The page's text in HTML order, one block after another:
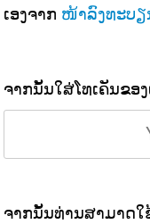
ເອງຈາກ ໜ້າລົງທະບຽ
ຈາກນັ້ນໃສ່ໂທເຄັນຂອ
ຈາກນັ້ນທ່ານສາມາດໃ